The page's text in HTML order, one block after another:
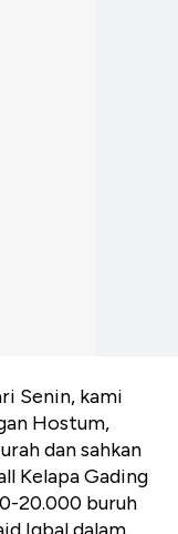
Senin, kami
Hostum,
dan sahkan
Kelapa Gading
20.000 buruh